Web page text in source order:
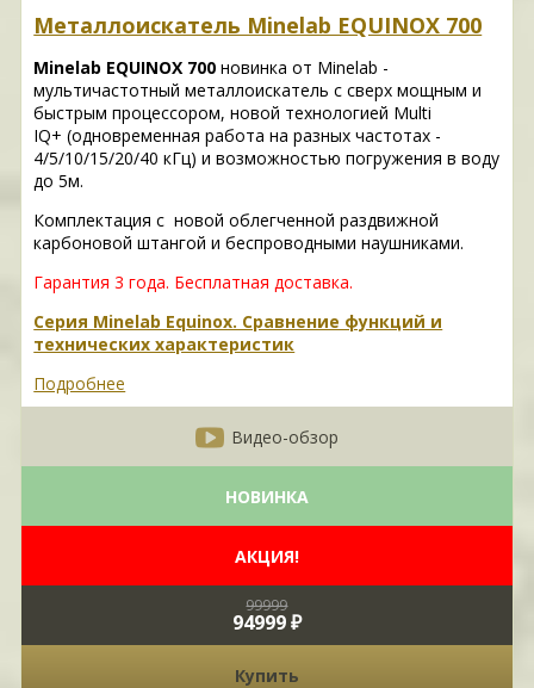
Металлоискатель Minelab EQUINOX 700
Minelab EQUINOX 700 новинка от Minelab -
мультичастотный металлоискатель с сверх мощным и
быстрым процессором, новой технологией Multi
IQ+ (одновременная работа на разных частотах -
4/5/10/15/20/40 кГц) и возможностью погружения в воду
до 5м.
Комплектация с новой облегченной раздвижной
карбоновой штангой и беспроводными наушниками.
Гарантия 3 года. Бесплатная доставка.
Серия Minelab Equinox. Сравнение функций и
технических характеристик
Подробнее
Видео-обзор
НОВИНКА
АКЦИЯ!
99999
94999 ₽
Купить